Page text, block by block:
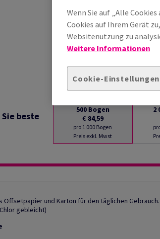
beste
500 Bogen
€ 84,59
pro 1 000 Bogen
Preis exkl. Mwst
2
Offsetpapier und Karton für den täglichen
gebleicht)
Wenn Sie auf „Alle
Cookies auf Ihrem Gerät
Websitenutzung zu
Weitere Informationen
Cookie-Einstellungen